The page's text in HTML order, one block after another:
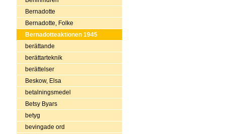
Bernadotte
Bernadotte, Folke
Bernadotteaktionen 1945
berättande
berättarteknik
berättelser
Beskow, Elsa
betalningsmedel
Betsy Byars
betyg
bevingade ord